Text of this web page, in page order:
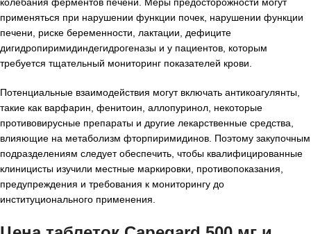
применяться при нарушении функции почек, нарушении функции
печени, риске беременности, лактации, дефиците
дигидропиримидиндегидрогеназы и у пациентов, которым
требуется тщательный мониторинг показателей крови.
Потенциальные взаимодействия могут включать антикоагулянты,
такие как варфарин, фенитоин, аллопуринол, некоторые
противовирусные препараты и другие лекарственные средства,
влияющие на метаболизм фторпиримидинов. Поэтому закупочным
подразделениям следует обеспечить, чтобы квалифицированные
клиницисты изучили местные маркировки, противопоказания,
предупреждения и требования к мониторингу до
институционального применения.